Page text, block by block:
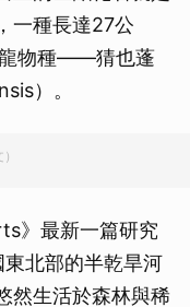
一種長達27公
龍物種——猜也蓬
）。
》最新一篇研究
東北部的半乾旱河
然生活於森林與稀